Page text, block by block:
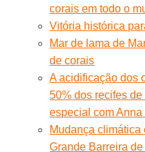
corais em todo o
Vitória histórica
Mar de lama de
de corais
A acidificação dos
50% dos recifes
especial com
Mudança climática
Grande Barreira